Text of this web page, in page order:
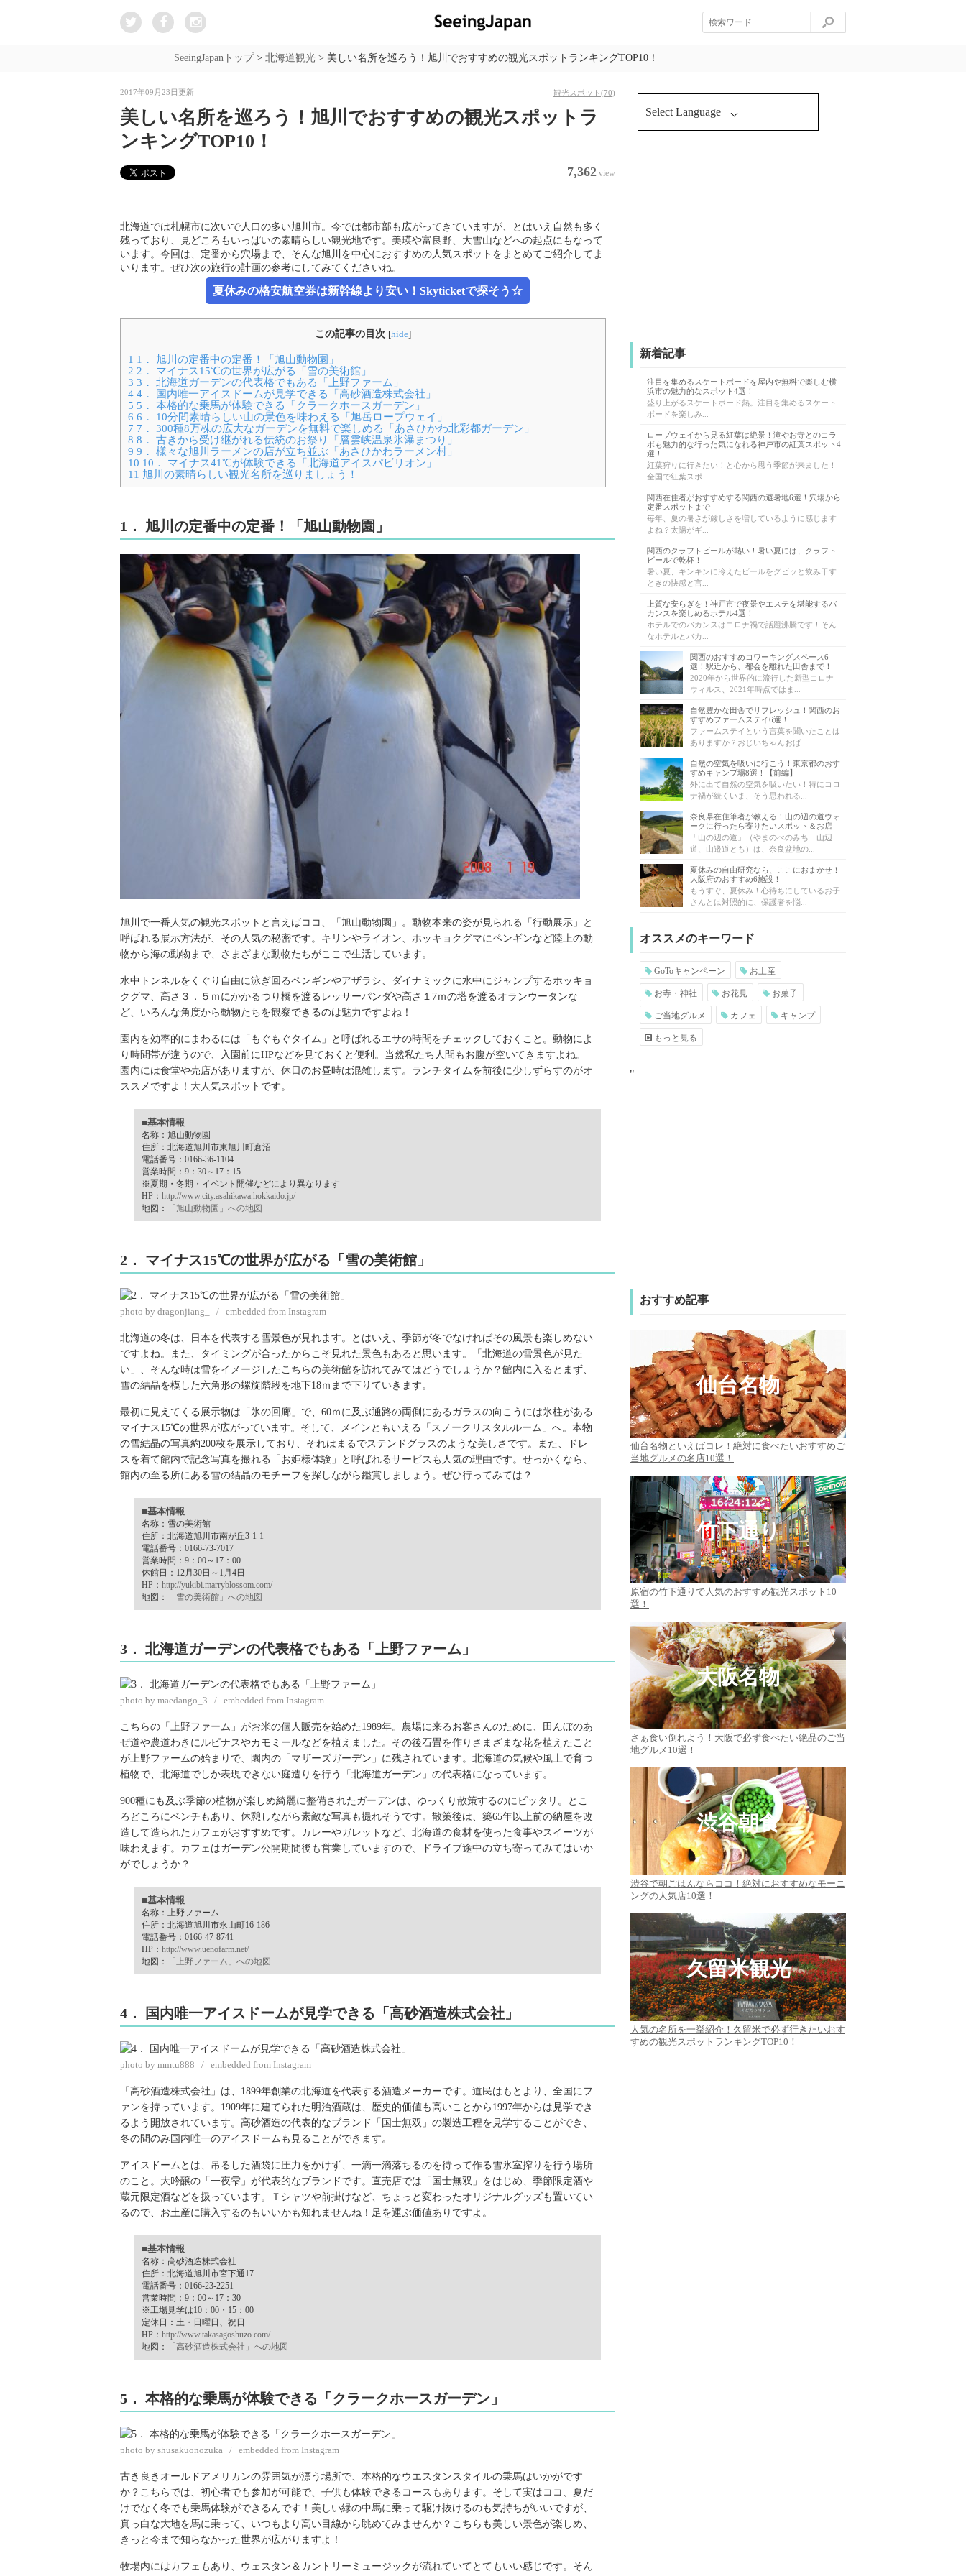
SeeingJapanトップ> 北海道観光> 美しい名所を巡ろう！旭川でおすすめの観光スポットランキングTOP10！
2017年09月23日更新 観光スポット (70)
美しい名所を巡ろう！旭川でおすすめの観光スポットラ
ンキングTOP10！
7,362 view
北海道では札幌市に次いで人口の多い旭川市。今では都市部も広がってきていますが、とはいえ自然も多く
残っており、見どころもいっぱいの素晴らしい観光地です。美瑛や富良野、大雪山などへの起点にもなって
います。今回は、定番から穴場まで、そんな旭川を中心におすすめの人気スポットをまとめてご紹介してま
いります。ぜひ次の旅行の計画の参考にしてみてくださいね。
夏休みの格安航空券は新幹線より安い！Skyticketで探そう☆
この記事の目次 [hide]
1 1． 旭川の定番中の定番！「旭山動物園」
2 2． マイナス15℃の世界が広がる「雪の美術館」
3 3． 北海道ガーデンの代表格でもある「上野ファーム」
4 4． 国内唯一アイスドームが見学できる「高砂酒造株式会社」
5 5． 本格的な乗馬が体験できる「クラークホースガーデン」
6 6． 10分間素晴らしい山の景色を味わえる「旭岳ロープウェイ」
7 7． 300種8万株の広大なガーデンを無料で楽しめる「あさひかわ北彩都ガーデン」
8 8． 古きから受け継がれる伝統のお祭り「層雲峡温泉氷瀑まつり」
9 9． 様々な旭川ラーメンの店が立ち並ぶ「あさひかわラーメン村」
10 10． マイナス41℃が体験できる「北海道アイスパビリオン」
11 旭川の素晴らしい観光名所を巡りましょう！
1． 旭川の定番中の定番！「旭山動物園」
旭川で一番人気の観光スポットと言えばココ、「旭山動物園」。動物本来の姿が見られる「行動展示」と
呼ばれる展示方法が、その人気の秘密です。キリンやライオン、ホッキョクグマにペンギンなど陸上の動
物から海の動物まで、さまざまな動物たちがここで生活しています。
水中トンネルをくぐり自由に泳ぎ回るペンギンやアザラシ、ダイナミックに水中にジャンプするホッキョ
クグマ、高さ３．５ｍにかかるつり橋を渡るレッサーパンダや高さ１7ｍの塔を渡るオランウータンな
ど、いろんな角度から動物たちを観察できるのは魅力ですよね！
園内を効率的にまわるには「もぐもぐタイム」と呼ばれるエサの時間をチェックしておくこと。動物によ
り時間帯が違うので、入園前にHPなどを見ておくと便利。当然私たち人間もお腹が空いてきますよね。
園内には食堂や売店がありますが、休日のお昼時は混雑します。ランチタイムを前後に少しずらすのがオ
ススメですよ！大人気スポットです。
■基本情報
名称：旭山動物園
住所：北海道旭川市東旭川町倉沼
電話番号：0166-36-1104
営業時間：9：30～17：15
※夏期・冬期・イベント開催などにより異なります
HP： http://www.city.asahikawa.hokkaido.jp/
地図：
「旭山動物園」への地図
2． マイナス15℃の世界が広がる「雪の美術館」
photo by dragonjiang_ / embedded from Instagram
北海道の冬は、日本を代表する雪景色が見れます。とはいえ、季節が冬でなければその風景も楽しめない
ですよね。また、タイミングが合ったからこそ見れた景色もあると思います。「北海道の雪景色が見た
い」、そんな時は雪をイメージしたこちらの美術館を訪れてみてはどうでしょうか？館内に入るとまず、
雪の結晶を模した六角形の螺旋階段を地下18ｍまで下りていきます。
最初に見えてくる展示物は「氷の回廊」で、60ｍに及ぶ通路の両側にあるガラスの向こうには氷柱がある
マイナス15℃の世界が広がっています。そして、メインともいえる「スノークリスタルルーム」へ。本物
の雪結晶の写真約200枚を展示しており、それはまるでステンドグラスのような美しさです。また、ドレ
スを着て館内で記念写真を撮れる「お姫様体験」と呼ばれるサービスも人気の理由です。せっかくなら、
館内の至る所にある雪の結晶のモチーフを探しながら鑑賞しましょう。ぜひ行ってみては？
■基本情報
名称：雪の美術館
住所：北海道旭川市南が丘3-1-1
電話番号：0166-73-7017
営業時間：9：00～17：00
休館日：12月30日～1月4日
HP： http://yukibi.marryblossom.com/
地図：
「雪の美術館」への地図
3． 北海道ガーデンの代表格でもある「上野ファーム」
photo by maedango_3 / embedded from Instagram
こちらの「上野ファーム」がお米の個人販売を始めた1989年。農場に来るお客さんのために、田んぼのあ
ぜ道や農道わきにルピナスやカモミールなどを植えました。その後石畳を作りさまざまな花を植えたこと
が上野ファームの始まりで、園内の「マザーズガーデン」に残されています。北海道の気候や風土で育つ
植物で、北海道でしか表現できない庭造りを行う「北海道ガーデン」の代表格になっています。
900種にも及ぶ季節の植物が楽しめ綺麗に整備されたガーデンは、ゆっくり散策するのにピッタリ。とこ
ろどころにベンチもあり、休憩しながら素敵な写真も撮れそうです。散策後は、築65年以上前の納屋を改
造して造られたカフェがおすすめです。カレーやガレットなど、北海道の食材を使った食事やスイーツが
味わえます。カフェはガーデン公開期間後も営業していますので、ドライブ途中の立ち寄ってみてはいか
がでしょうか？
■基本情報
名称：上野ファーム
住所：北海道旭川市永山町16-186
電話番号：0166-47-8741
HP： http://www.uenofarm.net/
地図：
「上野ファーム」への地図
4． 国内唯一アイスドームが見学できる「高砂酒造株式会社」
photo by mmtu888 / embedded from Instagram
「高砂酒造株式会社」は、1899年創業の北海道を代表する酒造メーカーです。道民はもとより、全国にフ
ァンを持っています。1909年に建てられた明治酒蔵は、歴史的価値も高いことから1997年からは見学でき
るよう開放されています。高砂酒造の代表的なブランド「国士無双」の製造工程を見学することができ、
冬の間のみ国内唯一のアイスドームも見ることができます。
アイスドームとは、吊るした酒袋に圧力をかけず、一滴一滴落ちるのを待って作る雪氷室搾りを行う場所
のこと。大吟醸の「一夜雫」が代表的なブランドです。直売店では「国士無双」をはじめ、季節限定酒や
蔵元限定酒などを扱っています。Ｔシャツや前掛けなど、ちょっと変わったオリジナルグッズも置いてい
るので、お土産に購入するのもいいかも知れませんね！足を運ぶ価値ありですよ。
■基本情報
名称：高砂酒造株式会社
住所：北海道旭川市宮下通17
電話番号：0166-23-2251
営業時間：9：00～17：30
※工場見学は10：00・15：00
定休日：土・日曜日、祝日
HP： http://www.takasagoshuzo.com/
地図：
「高砂酒造株式会社」への地図
5． 本格的な乗馬が体験できる「クラークホースガーデン」
photo by shusakuonozuka / embedded from Instagram
古き良きオールドアメリカンの雰囲気が漂う場所で、本格的なウエスタンスタイルの乗馬はいかがです
か？こちらでは、初心者でも参加が可能で、子供も体験できるコースもあります。そして実はココ、夏だ
けでなく冬でも乗馬体験ができるんです！美しい緑の中馬に乗って駆け抜けるのも気持ちがいいですが、
真っ白な大地を馬に乗って、いつもより高い目線から眺めてみませんか？こちらも美しい景色が楽しめ、
きっと今まで知らなかった世界が広がりますよ！
牧場内にはカフェもあり、ウェスタン＆カントリーミュージックが流れていてとてもいい感じです。そん
Select Language
新着記事
注目を集めるスケートボードを屋内や無料で楽しむ横
浜市の魅力的なスポット4選！
盛り上がるスケートボード熱。注目を集めるスケート
ボードを楽しみ...
ロープウェイから見る紅葉は絶景！滝やお寺とのコラ
ボも魅力的な行った気になれる神戸市の紅葉スポット4
選！
紅葉狩りに行きたい！と心から思う季節が来ました！
全国で紅葉スポ...
関西在住者がおすすめする関西の避暑地6選！穴場から
定番スポットまで
毎年、夏の暑さが厳しさを増しているように感じます
よね？太陽がギ...
関西のクラフトビールが熱い！暑い夏には、クラフト
ビールで乾杯！
暑い夏、キンキンに冷えたビールをグビッと飲み干す
ときの快感と言...
上質な安らぎを！神戸市で夜景やエステを堪能するバ
カンスを楽しめるホテル4選！
ホテルでのバカンスはコロナ禍で話題沸騰です！そん
なホテルとバカ...
関西のおすすめコワーキングスペース6
選！駅近から、都会を離れた田舎まで！
2020年から世界的に流行した新型コロナ
ウィルス、2021年時点ではま...
自然豊かな田舎でリフレッシュ！関西のお
すすめファームステイ6選！
ファームステイという言葉を聞いたことは
ありますか？おじいちゃんおば...
自然の空気を吸いに行こう！東京都のおす
すめキャンプ場8選！【前編】
外に出て自然の空気を吸いたい！特にコロ
ナ禍が続くいま、そう思われる...
奈良県在住筆者が教える！山の辺の道ウォ
ークに行ったら寄りたいスポット＆お店
「山の辺の道」（やまのべのみち 山辺
道、山邉道とも）は、奈良盆地の...
夏休みの自由研究なら、ここにおまかせ！
大阪府のおすすめ6施設！
もうすぐ、夏休み！心待ちにしているお子
さんとは対照的に、保護者を悩...
オススメのキーワード
GoToキャンペーン お土産
お寺・神社 お花見 お菓子
ご当地グルメ カフェ キャンプ
もっと見る
"
おすすめ記事
仙台名物
仙台名物といえばコレ！絶対に食べたいおすすめご
当地グルメの名店10選！
竹下通り
原宿の竹下通りで人気のおすすめ観光スポット10
選！
大阪名物
さぁ食い倒れよう！大阪で必ず食べたい絶品のご当
地グルメ10選！
渋谷朝食
渋谷で朝ごはんならココ！絶対におすすめなモーニ
ングの人気店10選！
久留米観光
人気の名所を一挙紹介！久留米で必ず行きたいおす
すめの観光スポットランキングTOP10！